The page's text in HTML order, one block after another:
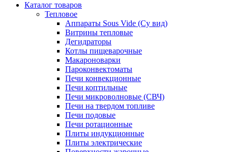
Каталог товаров
Тепловое
Аппараты Sous Vide (Су вид)
Витрины тепловые
Дегидраторы
Котлы пищеварочные
Макароноварки
Пароконвектоматы
Печи конвекционные
Печи коптильные
Печи микроволновые (СВЧ)
Печи на твердом топливе
Печи подовые
Печи ротационные
Плиты индукционные
Плиты электрические